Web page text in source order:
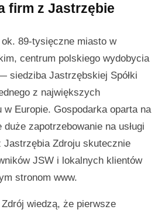
firm z Jastrzębie
89-tysięczne miasto w
centrum polskiego wydobycia
siedziba Jastrzębskiej Spółki
z największych
w Europie. Gospodarka oparta na
zapotrzebowanie na usługi
Jastrzębia Zdroju skutecznie
JSW i lokalnych klientów
stronom www.
wiedzą, że pierwsze